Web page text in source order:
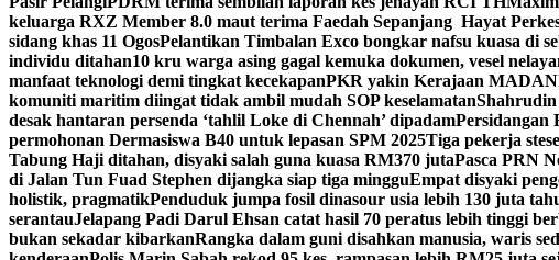
keluarga RXZ Member 8.0 maut terima Faedah Sepanjang Hayat
sidang khas 11 OgosPelantikan Timbalan Exco bongkar nafsu kuasa di
individu ditahan10 kru warga asing gagal kemuka dokumen, vesel
manfaat teknologi demi tingkat kecekapanPKR yakin Kerajaan
komuniti maritim diingat tidak ambil mudah SOP keselamatan
desak hantaran persenda ‘tahlil Loke di Chennah’ dipadamPersidangan
permohonan Dermasiswa B40 untuk lepasan SPM 2025Tiga pekerja
Tabung Haji ditahan, disyaki salah guna kuasa RM370 jutaPasca PRN
di Jalan Tun Fuad Stephen dijangka siap tiga mingguEmpat disyaki
holistik, pragmatikPenduduk jumpa fosil dinasour usia lebih 130 juta
serantauJelapang Padi Darul Ehsan catat hasil 70 peratus lebih tinggi
bukan sekadar kibarkanRangka dalam guni disahkan manusia, waris